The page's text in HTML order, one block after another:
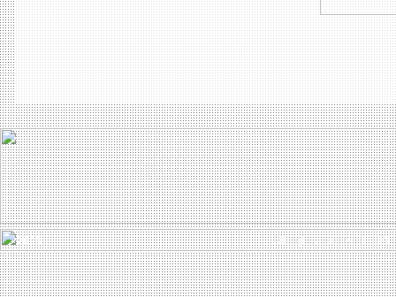
©2026 All rights reserved. |